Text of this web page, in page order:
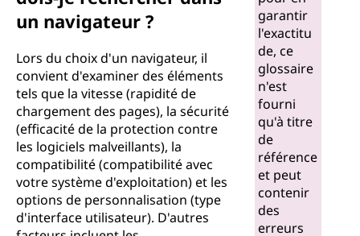
un navigateur ?
Lors du choix d'un navigateur, il
convient d'examiner des éléments
tels que la vitesse (rapidité de
chargement des pages), la sécurité
(efficacité de la protection contre
les logiciels malveillants), la
compatibilité (compatibilité avec
votre système d'exploitation) et les
options de personnalisation (type
d'interface utilisateur). D'autres
garantir
l'exactitu
de, ce
glossaire
n'est
fourni
qu'à titre
de
référence
et peut
contenir
des
erreurs